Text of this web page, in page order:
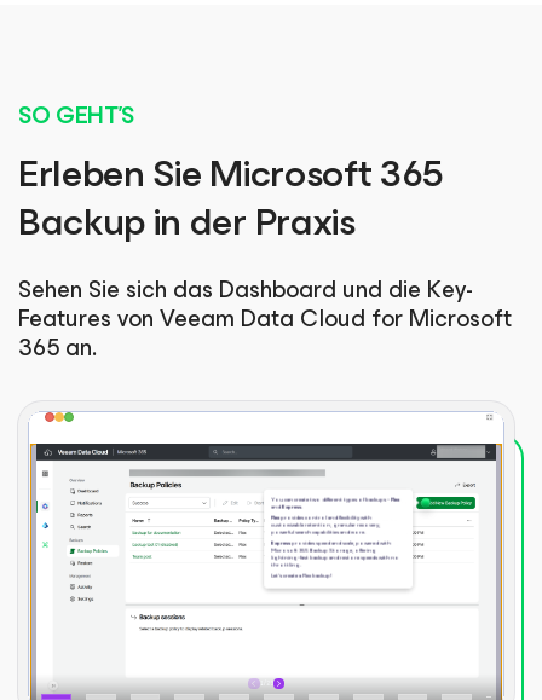
SO GEHT'S
Erleben Sie Microsoft 365
Backup in der Praxis
Sehen Sie sich das Dashboard und die Key-
Features von Veeam Data Cloud for Microsoft
365an.